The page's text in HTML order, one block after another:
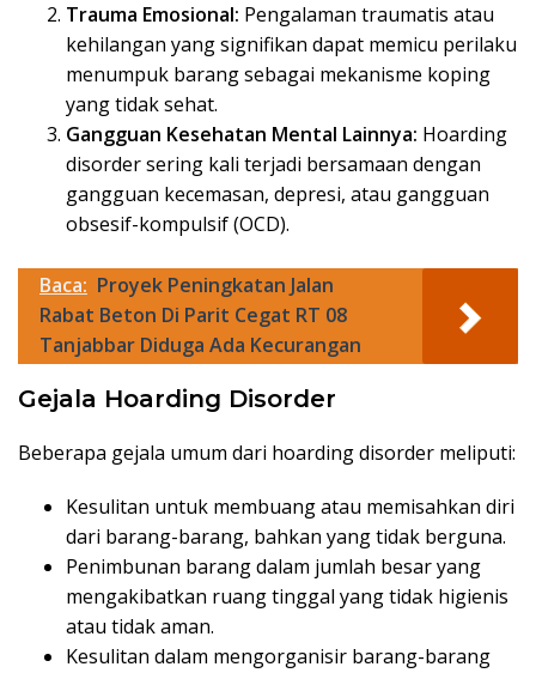
Trauma Emosional: Pengalaman traumatis atau
kehilangan yang signifikan dapat memicu perilaku
menumpuk barang sebagai mekanisme koping
yang tidak sehat.
Gangguan Kesehatan Mental Lainnya: Hoarding
disorder sering kali terjadi bersamaan dengan
gangguan kecemasan, depresi, atau gangguan
obsesif-kompulsif (OCD).
Baca: Proyek Peningkatan Jalan
Rabat Beton Di Parit Cegat RT 08
Tanjabbar Diduga Ada Kecurangan
Gejala Hoarding Disorder
Beberapa gejala umum dari hoarding disorder meliputi:
Kesulitan untuk membuang atau memisahkan diri
dari barang-barang, bahkan yang tidak berguna.
Penimbunan barang dalam jumlah besar yang
mengakibatkan ruang tinggal yang tidak higienis
atau tidak aman.
Kesulitan dalam mengorganisir barang-barang